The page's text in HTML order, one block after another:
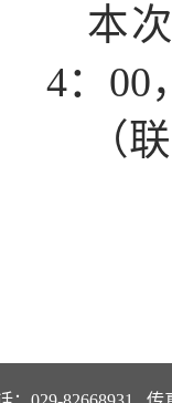
本
4： 00
（